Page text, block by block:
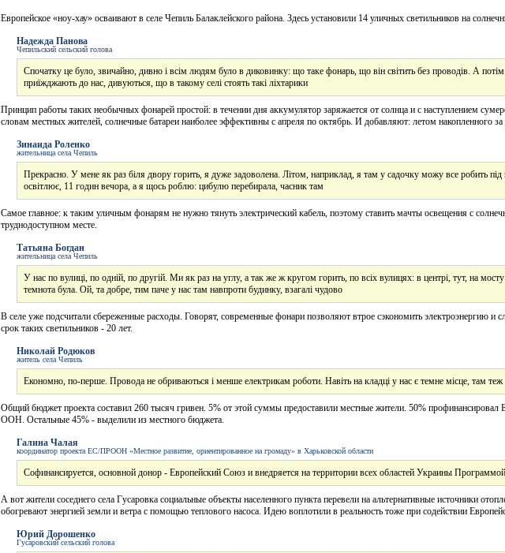
Европейское «ноу-хау» осваивают в селе Чепиль Балаклейского района. Здесь установили 14 уличных светильников на
Надежда Панова
Чепильский сельский голова
Спочатку це було, звичайно, дивно і всім людям було в диковинку: що таке фонарь, що він світить без проводів. А
приїжджають до нас, дивуються, що в такому селі стоять такі ліхтарики
Принцип работы таких необычных фонарей простой: в течении дня аккумулятор заряжается от солнца и с наступлением
словам местных жителей, солнечные батареи наиболее эффективны с апреля по октябрь. И добавляют: летом накопленного за
Зинаида Роленко
жительница села Чепиль
Прекрасно. У мене як раз біля двору горить, я дуже задоволена. Літом, наприклад, я там у садочку можу все робить під
освітлює, 11 годин вечора, а я щось роблю: цибулю перебирала, часник там
Самое главное: к таким уличным фонарям не нужно тянуть электрический кабель, поэтому ставить мачты освещения с
труднодоступном месте.
Татьяна Богдан
жительница села Чепиль
У нас по вулиці, по одній, по другій. Ми як раз на углу, а так же ж кругом горить, по всіх вулицях: в центрі, тут, на
темнота була. Ой, та добре, тим паче у нас там навпроти будинку, взагалі чудово
В селе уже подсчитали сбереженные расходы. Говорят, современные фонари позволяют втрое сэкономить электроэнергию и
срок таких светильников - 20 лет.
Николай Родюков
житель села Чепиль
Економно, по-перше. Провода не обриваються і менше електрикам роботи. Навіть на кладці у нас є темне місце, там
Общий бюджет проекта составил 260 тысяч гривен. 5% от этой суммы предоставили местные жители. 50%
ООН. Остальные 45% - выделили из местного бюджета.
Галина Чалая
координатор проекта ЕС/ПРООН «Местное развитие, ориентированное на громаду» в Харьковской области
Софинансируется, основной донор - Европейский Союз и внедряется на территории всех областей Украины
А вот жители соседнего села Гусаровка социальные объекты населенного пункта перевели на альтернативные источники
обогревают энергией земли и ветра с помощью теплового насоса. Идею воплотили в реальность тоже при содействии
Юрий Дорошенко
Гусаровский сельский голова